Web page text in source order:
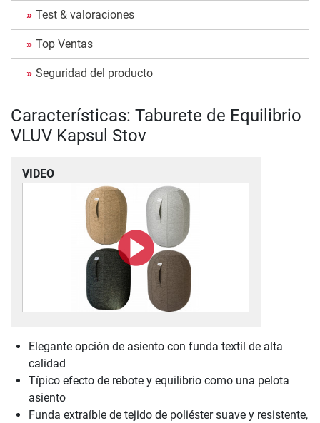
Test & valoraciones
Top Ventas
Seguridad del producto
Características: Taburete de Equilibrio
VLUV Kapsul Stov
VIDEO
Elegante opción de asiento con funda textil de alta
calidad
Típico efecto de rebote y equilibrio como una pelota
asiento
Funda extraíble de tejido de poliéster suave y resistente,